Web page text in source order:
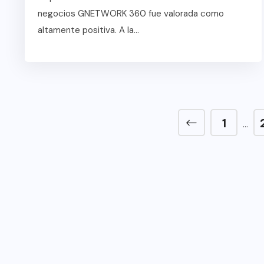
negocios GNETWORK 360 fue valorada como
altamente positiva. A la...
1 …
TURISTICO
BOHEMIO: TULUM
BANCARROTA